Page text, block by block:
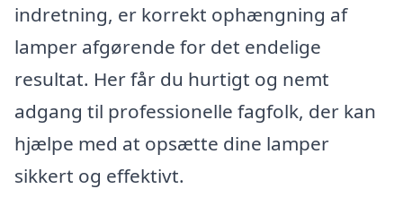
indretning, er korrekt ophængning af
lamper afgørende for det endelige
resultat. Her får du hurtigt og nemt
adgang til professionelle fagfolk, der kan
hjælpe med at opsætte dine lamper
sikkert og effektivt.